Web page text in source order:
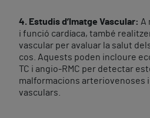
4. Estudis d’Imatge Vascular: A
i funció cardíaca, també
vascular per avaluar la salut
cos. Aquests poden incloure
TC i angio-RMC per detectar
malformacions arteriovenoses
vasculars.